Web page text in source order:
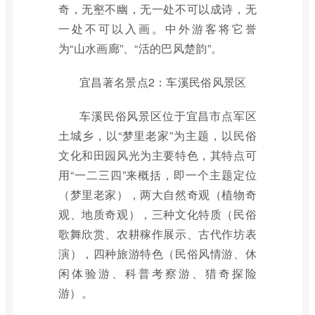
奇，无壑不幽，无一处不可以成诗，无
一处不可以入画。中外游客将它誉
为“山水画廊”、“活的巴风楚韵”。
宜昌著名景点2：车溪民俗风景区
车溪民俗风景区位于宜昌市点军区
土城乡，以“梦里老家”为主题，以民俗
文化和田园风光为主要特色，其特点可
用“一二三四”来概括，即一个主题定位
（梦里老家），两大自然奇观（植物奇
观、地质奇观），三种文化特质（民俗
歌舞欣赏、农耕稼作展示、古代作坊表
演），四种旅游特色（民俗风情游、休
闲体验游、科普考察游、猎奇探险
游）。